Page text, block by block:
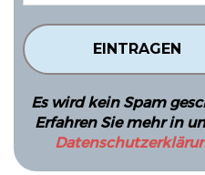
Es wird kein Spam
Erfahren Sie mehr in